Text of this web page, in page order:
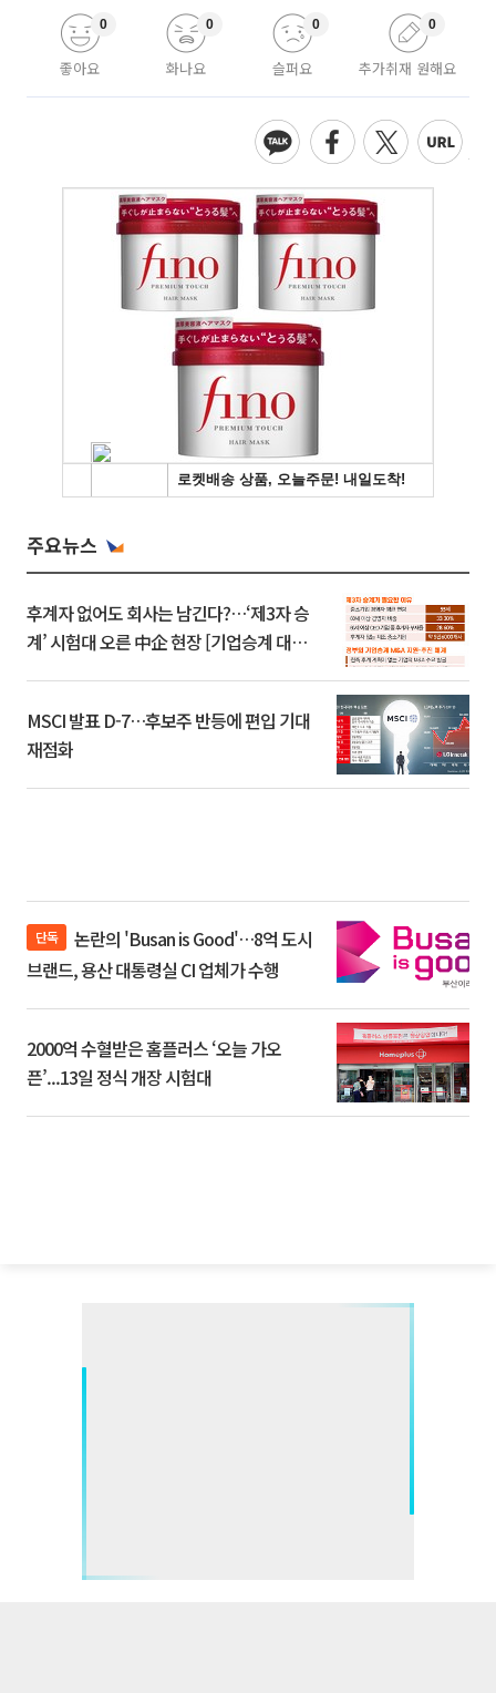
좋아요
0
화나요
0
슬퍼요
0
추가취재 원해요
0
주요뉴스
후계자 없어도 회사는 남긴다?…‘제3자 승
계’ 시험대 오른 中企 현장 [기업승계 대전
MSCI 발표 D-7…후보주 반등에 편입 기대
재점화
단독
브랜드, 용산 대통령실 CI 업체가 수행
2000억 수혈받은 홈플러스 ‘오늘 가오
픈’...13일 정식 개장 시험대